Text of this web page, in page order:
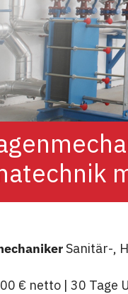
Sanitär-,
€ netto | 30 Tage